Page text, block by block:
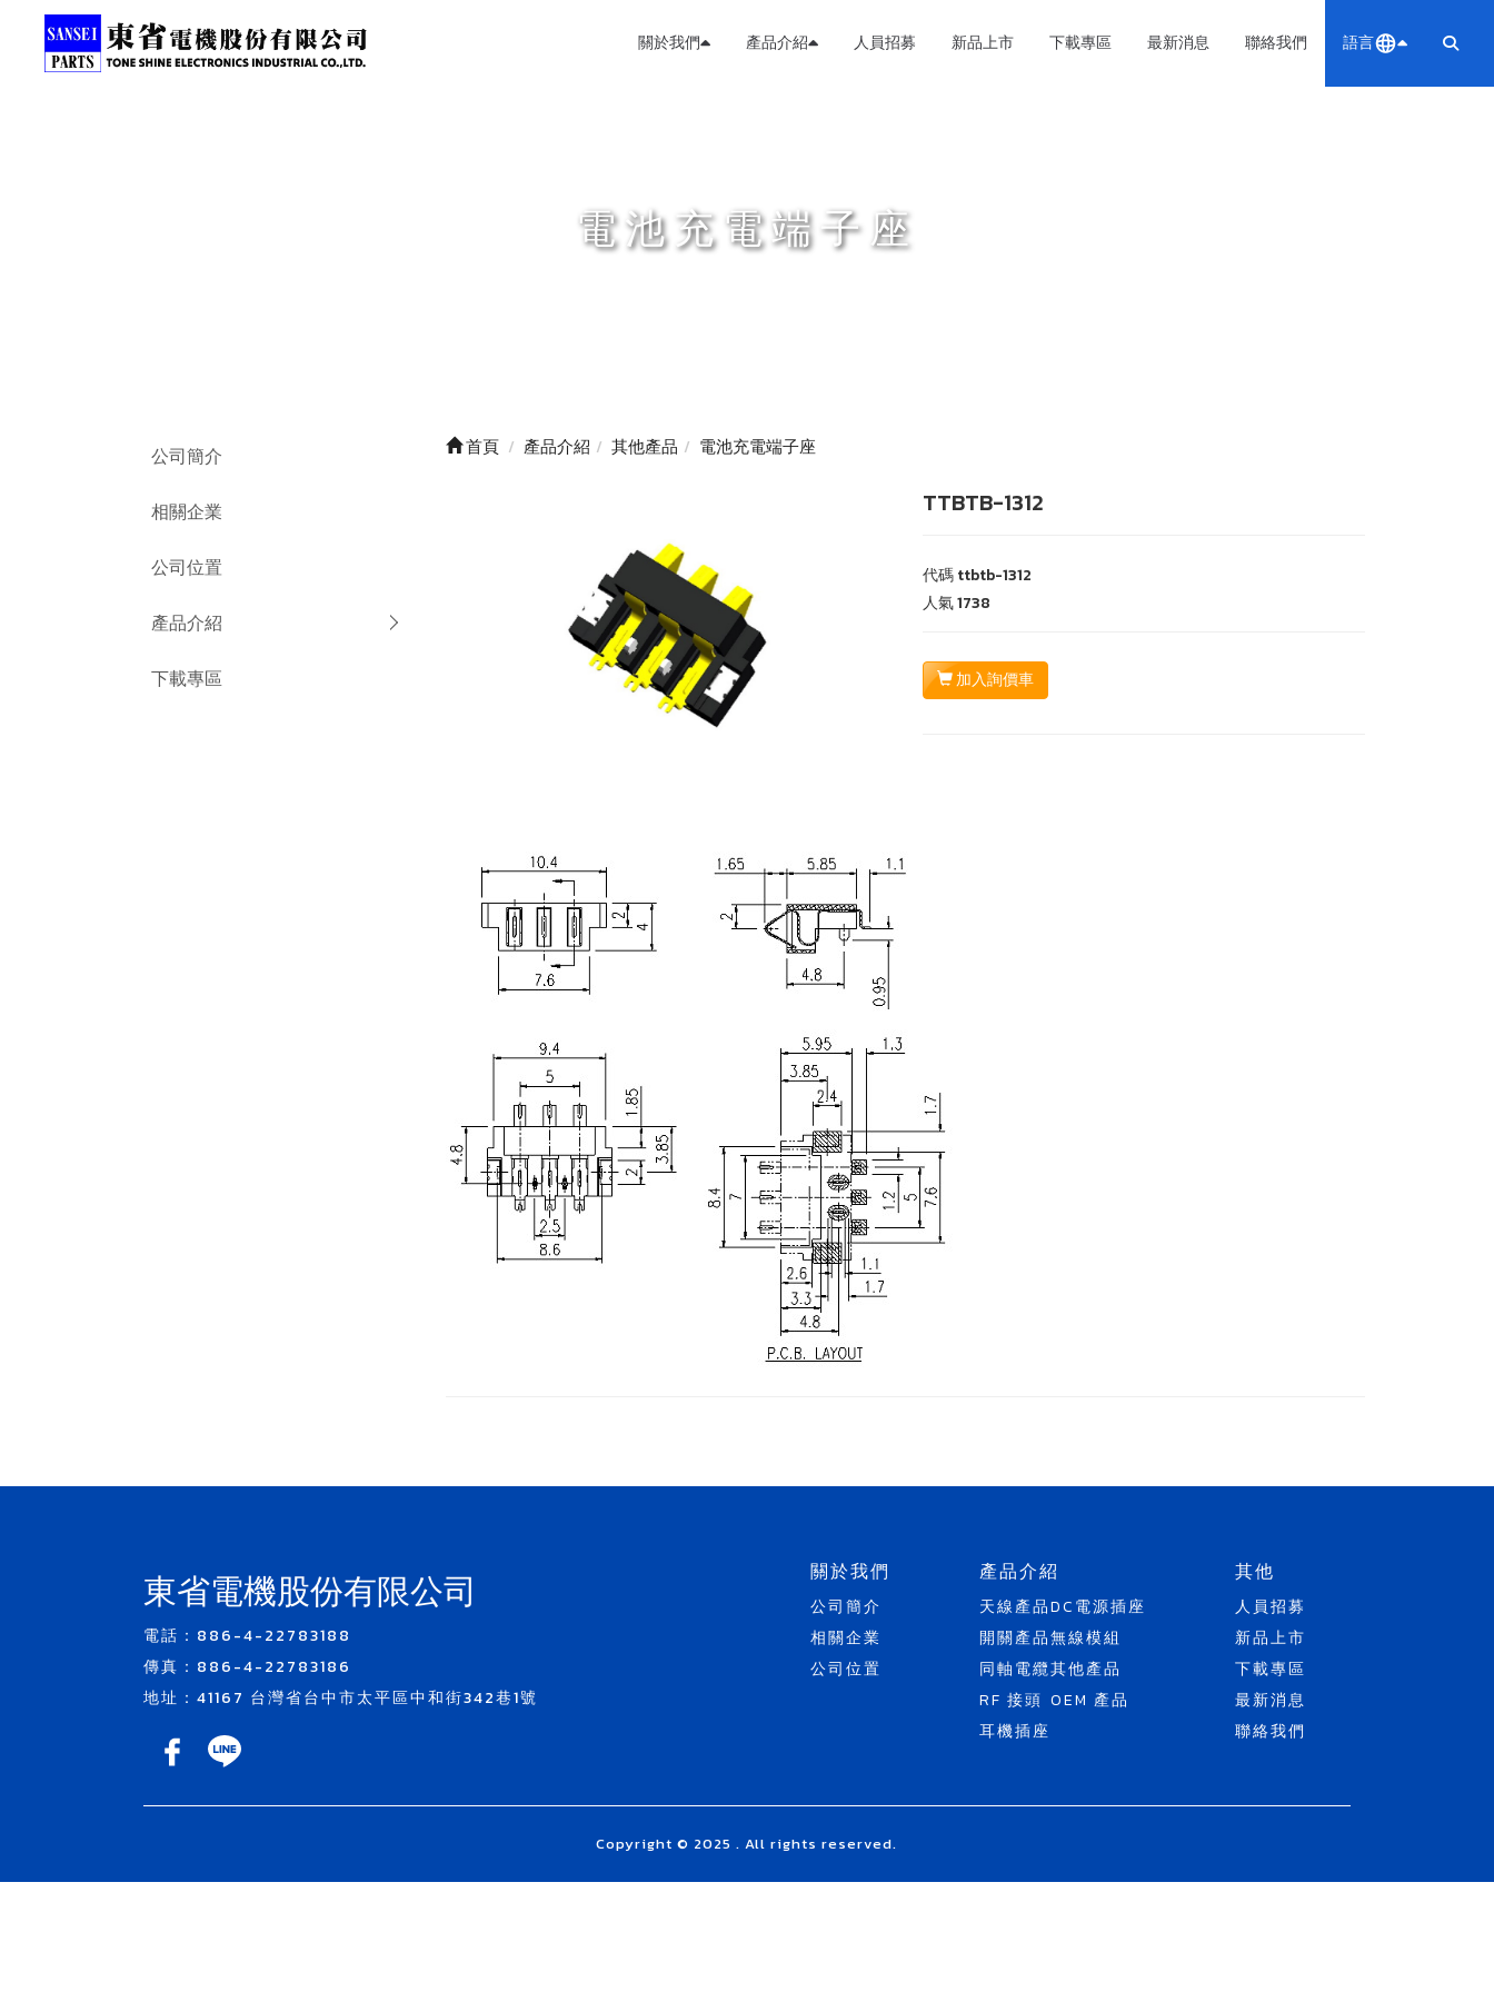
關於我們 產品介紹 人員招募 新品上市 下載專區 最新消息 聯絡我們 語言
電池充電端子座
公司簡介
相關企業
公司位置
產品介紹
下載專區
首頁 產品介紹 其他產品 電池充電端子座
TTBTB-1312
代碼ttbtb-1312
人氣1738
加入詢價車
東省電機股份有限公司
電話：886-4-22783188
傳真：886-4-22783186
地址：41167 台灣省台中市太平區中和街342巷1號
關於我們
公司簡介
相關企業
公司位置
產品介紹
天線產品
開關產品
同軸電纜
RF 接頭
耳機插座
DC電源插座
無線模組
其他產品
OEM 產品
其他
人員招募
新品上市
下載專區
最新消息
聯絡我們
Copyright © 2025 . All rights reserved.